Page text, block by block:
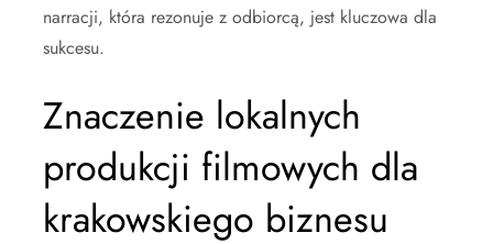
narracji, która rezonuje z odbiorcą, jest kluczowa dla
sukcesu.
Znaczenie lokalnych
produkcji filmowych dla
krakowskiego biznesu